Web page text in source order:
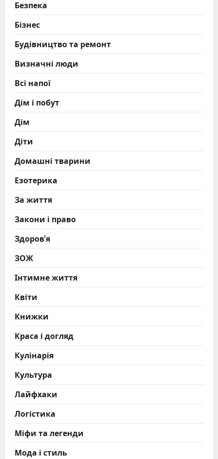
Безпека
Бізнес
Будівництво та ремонт
Визначні люди
Всі напої
Дім і побут
Дім
Діти
Домашні тварини
Езотерика
За життя
Закони і право
Здоров'я
ЗОЖ
Інтимне життя
Квіти
Книжки
Краса і догляд
Кулінарія
Культура
Лайфхаки
Логістика
Міфи та легенди
Мода і стиль